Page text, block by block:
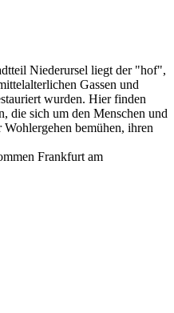
Niederursel liegt der "hof",
Gassen und
wurden. Hier finden
die sich um den Menschen und
bemühen, ihren
Frankfurt am